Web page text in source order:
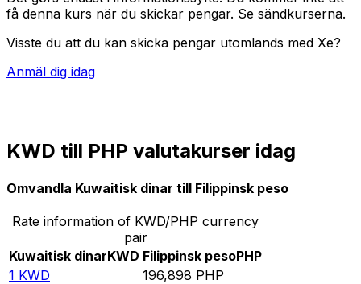
få denna kurs när du skickar pengar. Se sändkurserna.
Visste du att du kan skicka pengar utomlands med Xe?
Anmäl dig idag
KWD till PHP valutakurser idag
Omvandla Kuwaitisk dinar till Filippinsk peso
Rate information of KWD/PHP currency
pair
Kuwaitisk dinarKWD Filippinsk pesoPHP
1 KWD 196,898 PHP